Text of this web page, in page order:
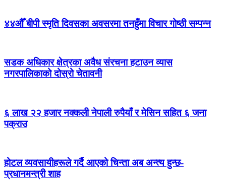
४४औँ बीपी स्मृति दिवसका अवसरमा तनहुँमा विचार गोष्ठी सम्पन्न
सडक अधिकार क्षेत्रका अवैध संरचना हटाउन व्यास
नगरपालिकाको दोस्रो चेतावनी
६ लाख २२ हजार नक्कली नेपाली रुपैयाँ र मेसिन सहित ६ जना
पक्राउ
होटल व्यवसायीहरूले गर्दै आएको चिन्ता अब अन्त्य हुन्छ-
प्रधानमन्त्री शाह